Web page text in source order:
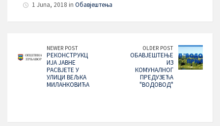
1 Juna, 2018 in Обавјештења
NEWER POST
РЕКОНСТРУКЦ
ИЈА ЈАВНЕ
РАСВЈЕТЕ У
УЛИЦИ ВЕЉКА
МИЛАНКОВИЋА
OLDER POST
ОБАВЈЕШТЕЊЕ
ИЗ
КОМУНАЛНОГ
ПРЕДУЗЕЋА
"ВОДОВОД"